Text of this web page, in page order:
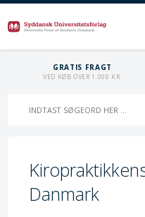
GRATIS FRAGT
VED KØB OVER 1.000 KR.
Danmark